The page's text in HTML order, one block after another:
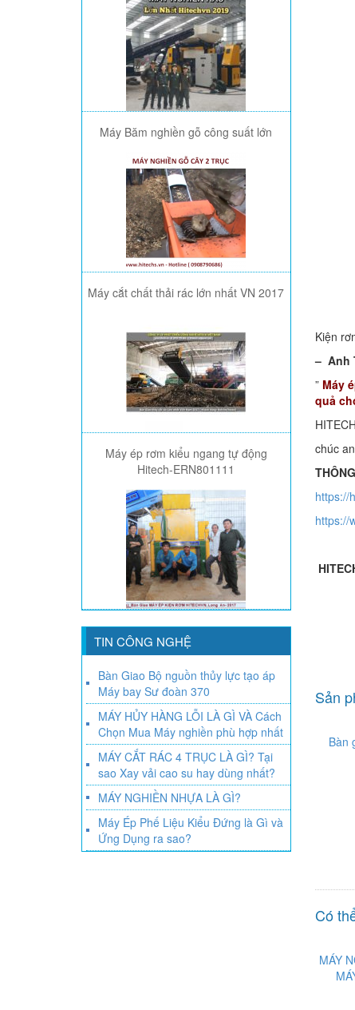
Máy Băm nghiền gỗ công suất lớn
Máy cắt chất thải rác lớn nhất VN 2017
Máy ép rơm kiểu ngang tự động
Hitech-ERN801111
TIN CÔNG NGHỆ
Bàn Giao Bộ nguồn thủy lực tạo áp
Máy bay Sư đoàn 370
MÁY HỦY HÀNG LỖI LÀ GÌ VÀ Cách
Chọn Mua Máy nghiền phù hợp nhất
MÁY CẮT RÁC 4 TRỤC LÀ GÌ? Tại
sao Xay vải cao su hay dùng nhất?
MÁY NGHIỀN NHỰA LÀ GÌ?
Máy Ép Phế Liệu Kiểu Đứng là Gì và
Ứng Dụng ra sao?
Kiện
– Anh
” Máy
quả
chúc
https://
https://
Sản
Bàn
Có
MÁY